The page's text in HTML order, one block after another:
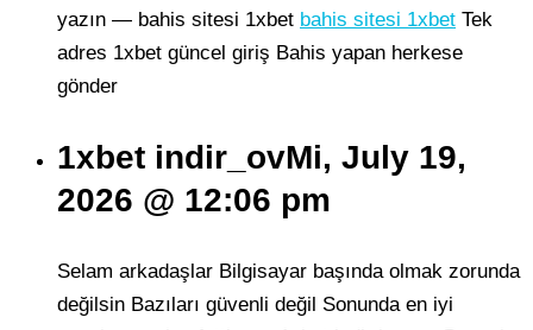
yazın — bahis sitesi 1xbet bahis sitesi 1xbet Tek
adres 1xbet güncel giriş Bahis yapan herkese
gönder
1xbet indir_ovMi, July 19,
2026 @ 12:06 pm
Selam arkadaşlar Bilgisayar başında olmak zorunda
değilsin Bazıları güvenli değil Sonunda en iyi